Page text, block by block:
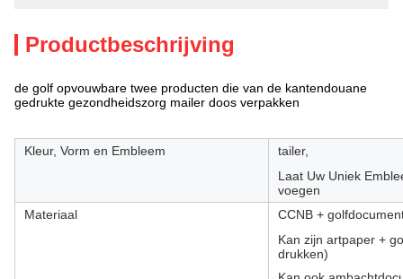
Productbeschrijving
de golf opvouwbare twee producten die van de kantendouane
gedrukte gezondheidszorg mailer doos verpakken
Kleur, Vorm en Embleem
tailer,
Laat Uw Uniek
voegen
Materiaal
CCNB +
Kan zijn artpaper +
drukken)